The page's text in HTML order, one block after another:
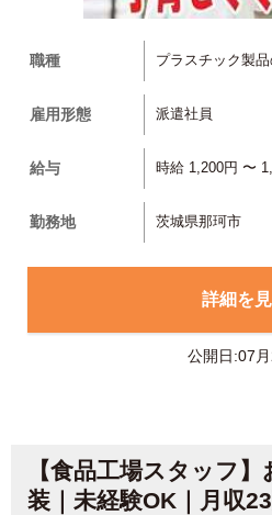
職種 プラスチック製
雇用形態 派遣社員
給与 時給 1,200円 〜
勤務地 茨城県那珂市
詳細を
公開日:07
【食品工場スタッフ
装｜未経験OK｜月収